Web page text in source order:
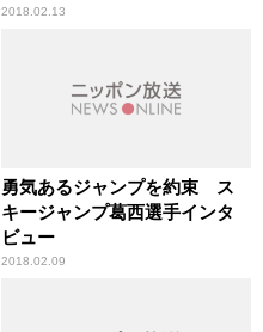
2018.02.13
勇気あるジャンプを約束 ス
キージャンプ葛西選手インタ
ビュー
2018.02.09